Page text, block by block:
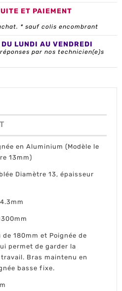
ET PAIEMENT
* sauf colis encombrant
LUNDI AU VENDREDI
par nos technicien(e)s
en Aluminium (Modèle le
13mm)
Diamètre 13, épaisseur
180mm et Poignée de
permet de garder la
Bras maintenu en
basse fixe.